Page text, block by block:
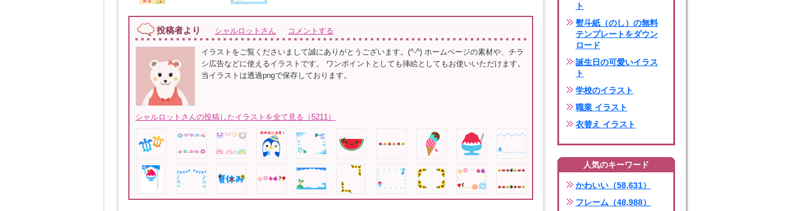
投稿者より シャルロットさん コメントする
イラストをご覧くださいまして誠にありがとうございます。(^-^) ホームページの素材や、チラ
シ広告などに使えるイラストです。 ワンポイントとしても挿絵としてもお使いいただけます。
当イラストは透過pngで保存しております。
シャルロットさんの投稿したイラストを全て見る（5211）
ト
熨斗紙（のし）の無料
テンプレートをダウン
ロード
誕生日の可愛いイラス
ト
学校のイラスト
職業 イラスト
衣替え イラスト
人気のキーワード
かわいい（58,631）
フレーム（48,988）